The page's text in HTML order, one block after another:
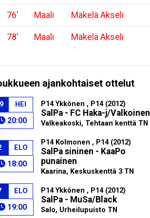
76' Maali Mäkelä Akseli
78' Maali Mäkelä Akseli
ajankohtaiset ottelut
HEI
20:00
P14 Ykkönen , P14 (2012)
SalPa - FC Haka-j/Valkoinen
Valkeakoski, Tehtaan kenttä TN
ELO
18:00
P14 Kolmonen , P14 (2012)
SalPa sininen - KaaPo
punainen
Kaarina, Keskuskenttä 3 TN
ELO
19:00
P14 Ykkönen , P14 (2012)
SalPa - MuSa/Black
Salo, Urheilupuisto TN